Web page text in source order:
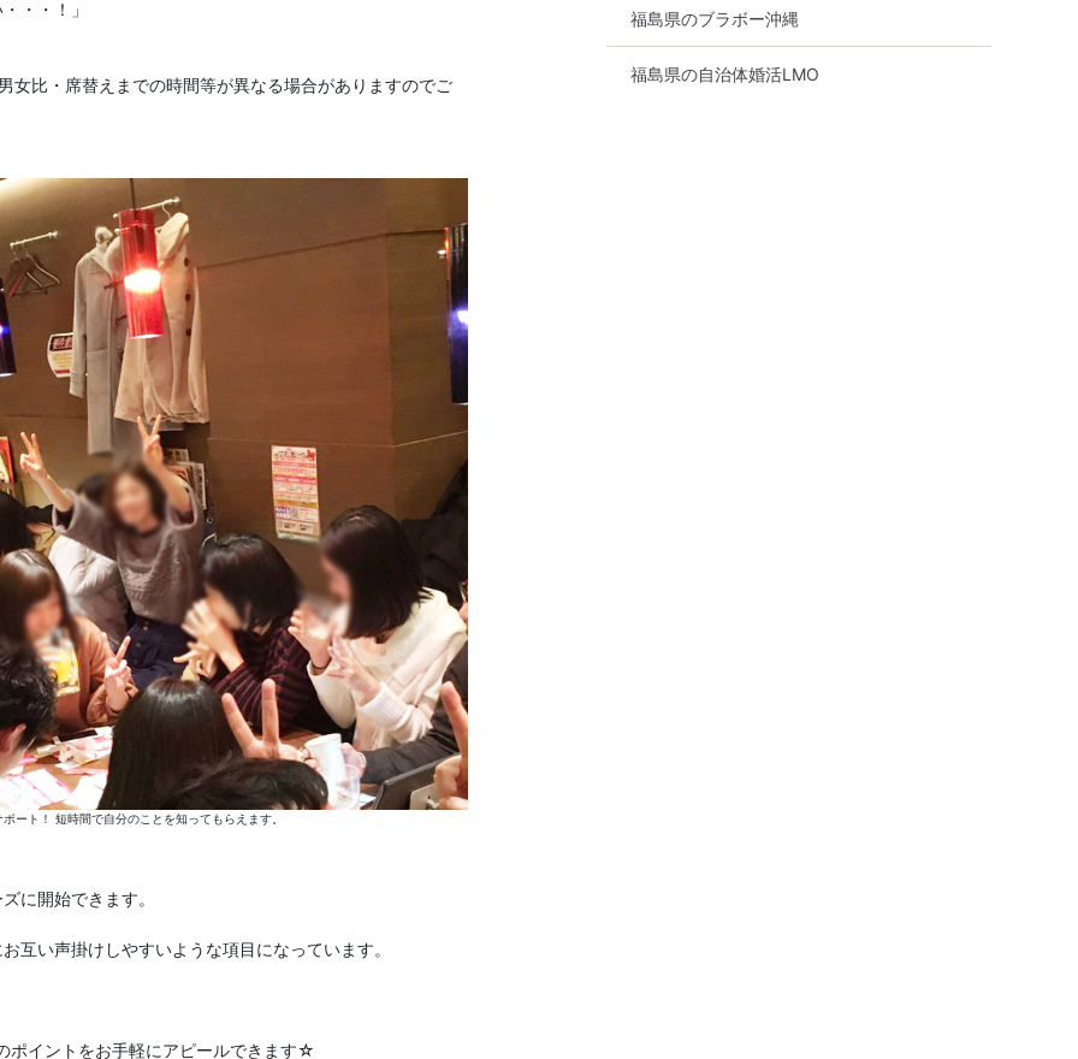
・・！」
比・席替えまでの時間等が異なる場合がありますのでご
ート！ 短時間で自分のことを知ってもらえます。
に開始できます。
互い声掛けしやすいような項目になっています。
ポイントをお手軽にアピールできます☆
福島県のブラボー沖縄
福島県の自治体婚活LMO